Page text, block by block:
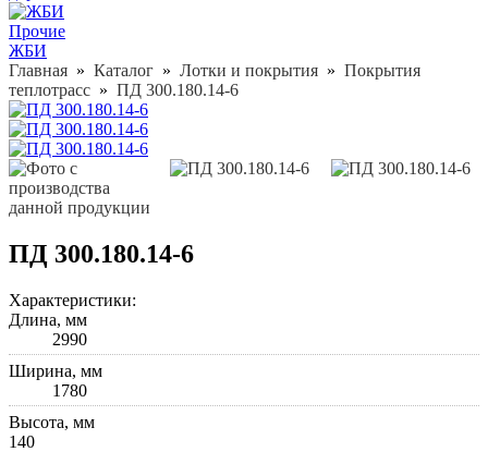
Прочие
ЖБИ
Главная » Каталог » Лотки и покрытия » Покрытия
теплотрасс » ПД 300.180.14-6
ПД 300.180.14-6
Характеристики:
Длина, мм
2990
Ширина, мм
1780
Высота, мм
140